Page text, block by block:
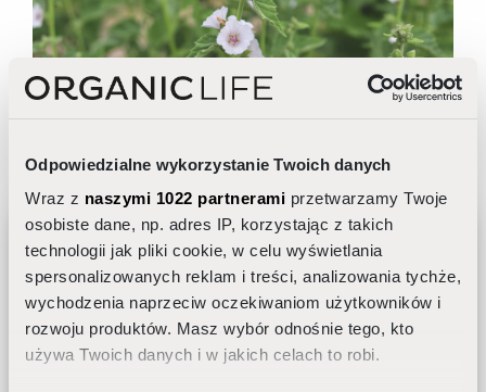
Odpowiedzialne wykorzystanie Twoich danych
Wraz z naszymi 1022 partnerami przetwarzamy Twoje
osobiste dane, np. adres IP, korzystając z takich
technologii jak pliki cookie, w celu wyświetlania
spersonalizowanych reklam i treści, analizowania tychże,
wychodzenia naprzeciw oczekiwaniom użytkowników i
rozwoju produktów. Masz wybór odnośnie tego, kto
używa Twoich danych i w jakich celach to robi.
AQUA VIRTUALLE |JAK UŻYWAĆ
Nasącz bawełniany płatek
tonikiem i delikatnie przetrzyj
nim twarz lub aplikuj tonik
Jak dobrać pielęgnację do rytmu
dobowego skóry?